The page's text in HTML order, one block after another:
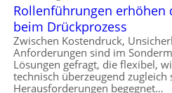
n
t
p
a
n
n
u
-
B
e
s
t
l
b
o
u
t
A
Rollenführungen erhöhen
beim Drückprozess
Zwischen Kostendruck,
Anforderungen sind im
Lösungen gefragt, die flexibel,
technisch überzeugend zugleich
Herausforderungen begegnet…